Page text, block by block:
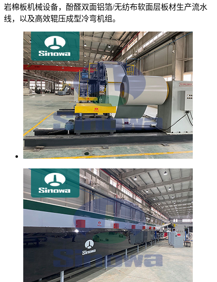
岩棉板机械设备，酚醛双面铝箔/无纺布软面层板材生产流水
线，以及高效辊压成型冷弯机组。